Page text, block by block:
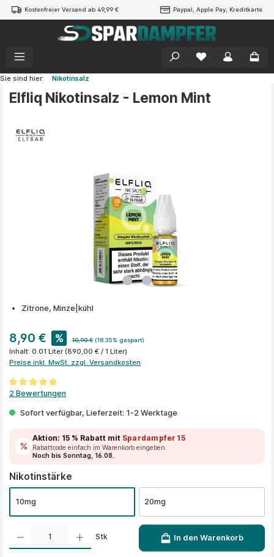
springen
Kostenfreier Versand ab 49,99 € Paypal, Apple Pay, Kreditkarte
Sie sind hier: Nikotinsalz
Elfliq Nikotinsalz - Lemon Mint
Zitrone, Minze|kühl
8,90 € % 10,90 € (18.35% gespart)
Inhalt: 0.01 Liter (890,00 € / 1 Liter)
Preise inkl. MwSt. zzgl. Versandkosten
Durchschnittliche Bewertung von 5 von 5 Sternen
2 Bewertungen
Sofort verfügbar, Lieferzeit: 1-2 Werktage
Aktion: 15 % Rabatt mit Spardampfer15
Rabattcode einfach im Warenkorb eingeben.
Noch bis Sonntag, 16.08.
Nikotinstärke
10mg 20mg
Produkt Anzahl: Gib den gewünschten Wert ein oder benutze die Schaltflächen um die
Stk In den Warenkorb